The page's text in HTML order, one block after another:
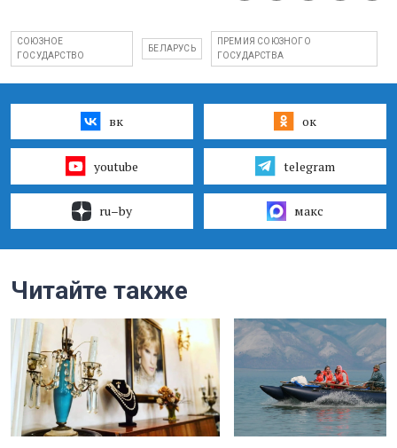
СОЮЗНОЕ
ГОСУДАРСТВО
БЕЛАРУСЬ
ПРЕМИЯ СОЮЗНОГО
ГОСУДАРСТВА
вк ок
youtube telegram
ru–by макс
Читайте также